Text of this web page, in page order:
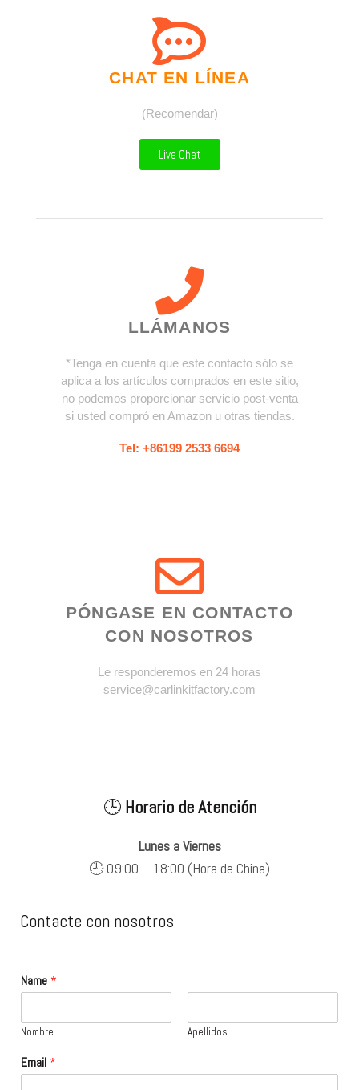
CHAT EN LÍNEA
(Recomendar)
Live Chat
LLÁMANOS
*Tenga en cuenta que este contacto sólo se
aplica a los artículos comprados en este sitio,
no podemos proporcionar servicio post-venta
si usted compró en Amazon u otras tiendas.
Tel: +86199 2533 6694
PÓNGASE EN CONTACTO
CON NOSOTROS
Le responderemos en 24 horas
service@carlinkitfactory.com
🕒 Horario de Atención
Lunes a Viernes
🕘 09:00 – 18:00 (Hora de China)
Contacte con nosotros
Name *
Nombre Apellidos
Email *